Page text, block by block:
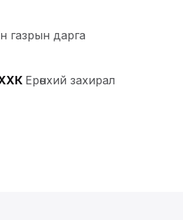
газрын дарга
Ерөнхий захирал